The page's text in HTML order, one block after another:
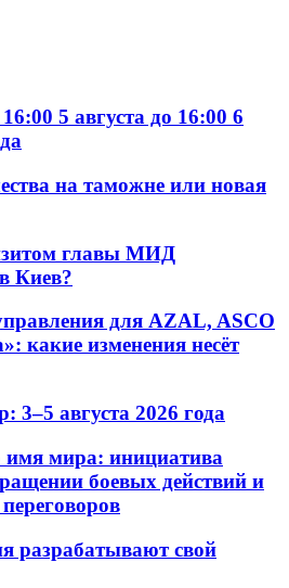
5 августа до 16:00 6
на таможне или новая
главы МИД
Киев?
для AZAL, ASCO
какие изменения несёт
3–5 августа 2026 года
имя мира: инициатива
боевых действий и
разрабатывают свой